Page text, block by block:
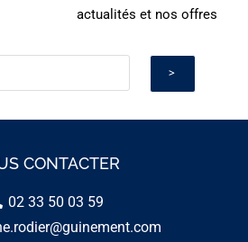
actualités et nos offres
CONTACTER
02 33 50 03 59